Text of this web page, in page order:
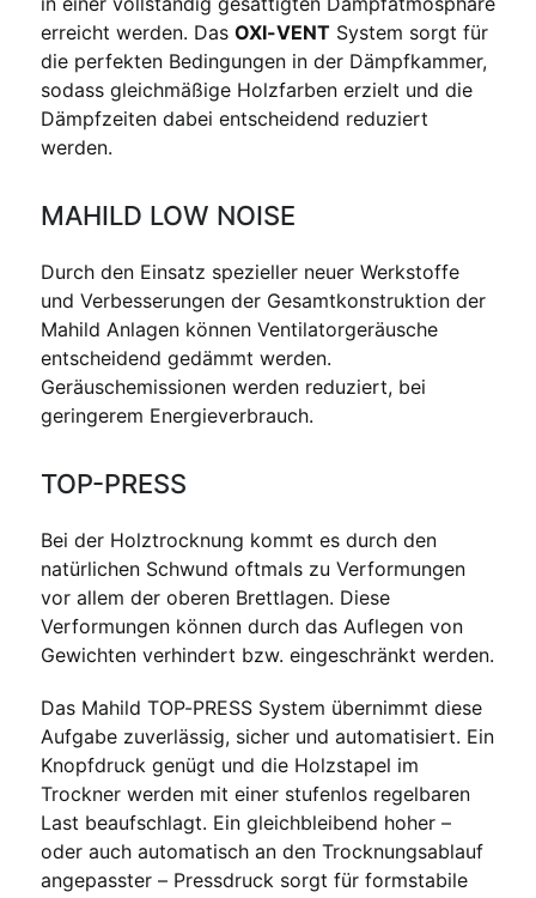
erreicht werden. Das OXI-VENT System sorgt für
die perfekten Bedingungen in der Dämpfkammer,
sodass gleichmäßige Holzfarben erzielt und die
Dämpfzeiten dabei entscheidend reduziert
werden.
MAHILD LOW NOISE
Durch den Einsatz spezieller neuer Werkstoffe
und Verbesserungen der Gesamtkonstruktion der
Mahild Anlagen können Ventilatorgeräusche
entscheidend gedämmt werden.
Geräuschemissionen werden reduziert, bei
geringerem Energieverbrauch.
TOP-PRESS
Bei der Holztrocknung kommt es durch den
natürlichen Schwund oftmals zu Verformungen
vor allem der oberen Brettlagen. Diese
Verformungen können durch das Auflegen von
Gewichten verhindert bzw. eingeschränkt werden.
Das Mahild TOP-PRESS System übernimmt diese
Aufgabe zuverlässig, sicher und automatisiert. Ein
Knopfdruck genügt und die Holzstapel im
Trockner werden mit einer stufenlos regelbaren
Last beaufschlagt. Ein gleichbleibend hoher –
oder auch automatisch an den Trocknungsablauf
angepasster – Pressdruck sorgt für formstabile